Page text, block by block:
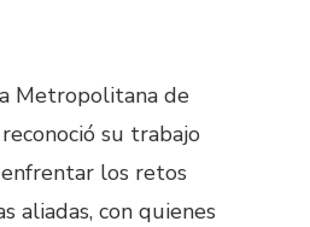
Metropolitana de
su trabajo
los retos
aliadas, con quienes